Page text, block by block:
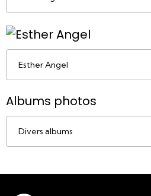
Esther Angel
Albums photos
Divers albums